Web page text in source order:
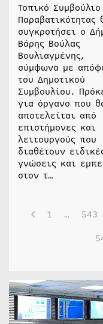
Τοπικό Συμβούλιο
Παραβατικότητας
συγκροτήσει ο
Βάρης Βούλας
Βουλιαγμένης,
σύμφωνα με
του Δημοτικού
Συμβουλίου.
για όργανο που
αποτελείται από
επιστήμονες και
λειτουργούς που
διαθέτουν
γνώσεις και
στον τ…
1 … 543